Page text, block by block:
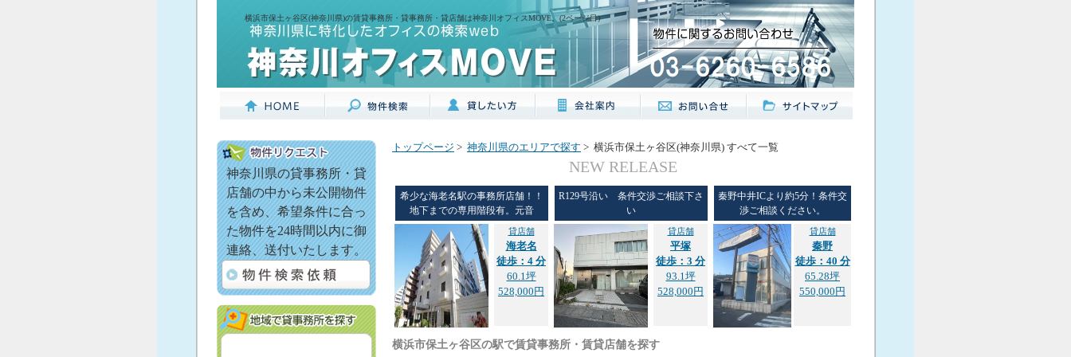
横浜市保土ヶ谷区(神奈川県)の賃貸事務所・貸事務所・貸店舗は神奈川オフィスMOVE。(2ページ目)
神奈川県の貸事務所・貸
店舗の中から未公開物件
を含め、希望条件に合っ
た物件を24時間以内に御
連絡、送付いたします。
トップページ > 神奈川県のエリアで探す > 横浜市保土ヶ谷区(神奈川県) すべて一覧
NEW RELEASE
希少な海老名駅の事務所店舗！！
地下までの専用階段有。元音
貸店舗
海老名
徒歩：4 分
60.1坪
528,000円
R129号沿い 条件交渉ご相談下さ
い
貸店舗
平塚
徒歩：3 分
93.1坪
528,000円
秦野中井ICより約5分！条件交
渉ご相談ください。
貸店舗
秦野
徒歩：40 分
65.28坪
550,000円
横浜市保土ヶ谷区の駅で賃貸事務所・賃貸店舗を探す